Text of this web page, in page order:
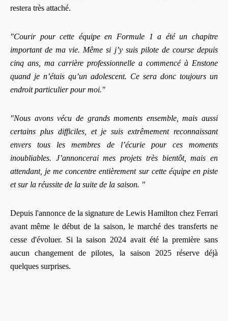
restera très attaché.
"Courir pour cette équipe en Formule 1 a été un chapitre
important de ma vie. Même si j’y suis pilote de course depuis
cinq ans, ma carrière professionnelle a commencé à Enstone
quand je n’étais qu’un adolescent. Ce sera donc toujours un
endroit particulier pour moi."
"Nous avons vécu de grands moments ensemble, mais aussi
certains plus difficiles, et je suis extrêmement reconnaissant
envers tous les membres de l’écurie pour ces moments
inoubliables. J’annoncerai mes projets très bientôt, mais en
attendant, je me concentre entièrement sur cette équipe en piste
et sur la réussite de la suite de la saison. "
Depuis l'annonce de la signature de Lewis Hamilton chez Ferrari
avant même le début de la saison, le marché des transferts ne
cesse d'évoluer. Si la saison 2024 avait été la première sans
aucun changement de pilotes, la saison 2025 réserve déjà
quelques surprises.